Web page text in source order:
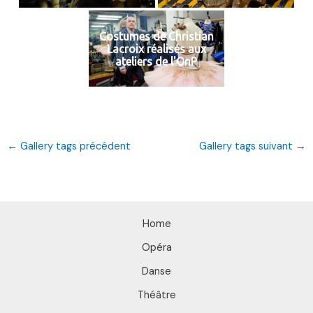
Costumes de Christian
Lacroix réalisés aux
ateliers de l'OnP
← Gallery tags précédent Gallery tags suivant →
Home
Opéra
Danse
Théâtre